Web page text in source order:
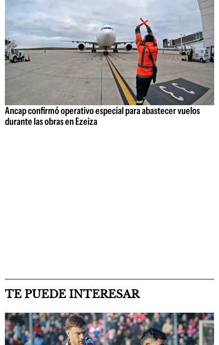
Ancap confirmó operativo especial para abastecer vuelos
durante las obras en Ezeiza
TE PUEDE INTERESAR